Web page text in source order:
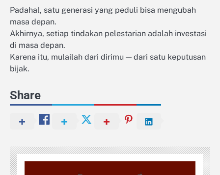
Padahal, satu generasi yang peduli bisa mengubah
masa depan.
Akhirnya, setiap tindakan pelestarian adalah investasi
di masa depan.
Karena itu, mulailah dari dirimu — dari satu keputusan
bijak.
Share